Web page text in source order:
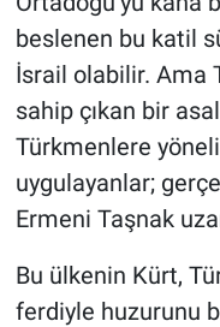
beslenen bu katil
İsrail olabilir. Ama
sahip çıkan bir
Türkmenlere
uygulayanlar;
Ermeni Taşnak
Bu ülkenin Kürt,
ferdiyle huzurunu